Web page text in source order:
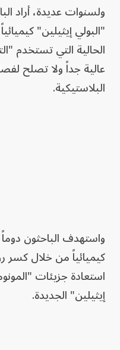
ولسنوات عديدة، أراد
"البولي إيثيلين"
الحالية التي تستخدم
عالية جداً ولا تصلح
البلاستيكية.
واستهدف الباحثون دوماً
كيميائياً من خلال كسر
استعادة جزيئات
إيثيلين" الجديدة.